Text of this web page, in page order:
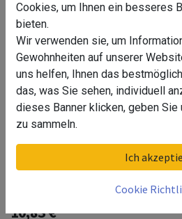
Abdeckkappe für
Q-line, MOD 0519,
10,83€
Cookies, um Ihnen ein besseres
bieten.
Wir verwenden sie, um
Gewohnheiten auf unserer
uns helfen, Ihnen das
das, was Sie sehen, individuell
dieses Banner klicken, geben Sie
zu sammeln.
Ich
Cookie